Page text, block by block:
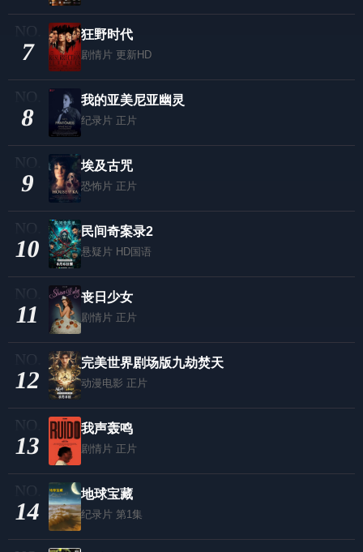
7
狂野时代
剧情片 更新HD
8
我的亚美尼亚幽灵
纪录片 正片
9
埃及古咒
恐怖片 正片
10
民间奇案录2
悬疑片 HD国语
11
丧日少女
剧情片 正片
12
​完美世界剧场版九劫焚天​
动漫电影 正片
13
我声轰鸣
剧情片 正片
14
地球宝藏
纪录片 第1集